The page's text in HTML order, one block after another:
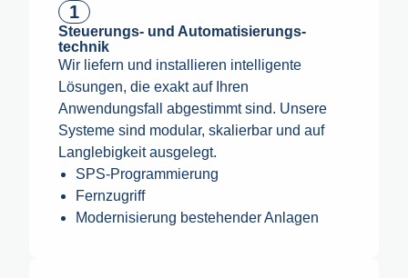
1
Steuerungs- und Automatisierungs­
technik
Wir liefern und installieren intelligente
Lösungen, die exakt auf Ihren
Anwendungsfall abgestimmt sind. Unsere
Systeme sind modular, skalierbar und auf
Langlebigkeit ausgelegt.
SPS-Programmierung
Fernzugriff
Modernisierung bestehender Anlagen